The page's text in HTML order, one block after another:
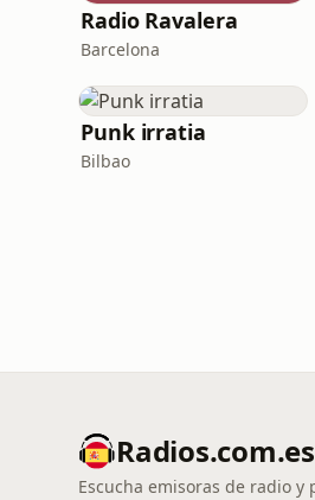
Radio Ravalera
Barcelona
Punk irratia
Bilbao
Radios.com.es
Escucha emisoras de radio y